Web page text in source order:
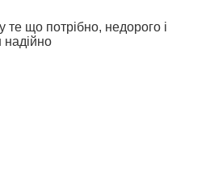
те що потрібно, недорого і